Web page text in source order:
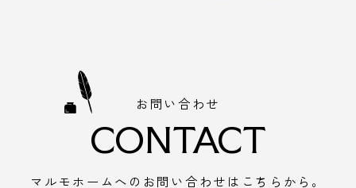
お問い合わせ
CONTACT
マルモホームへのお問い合わせはこちらから。